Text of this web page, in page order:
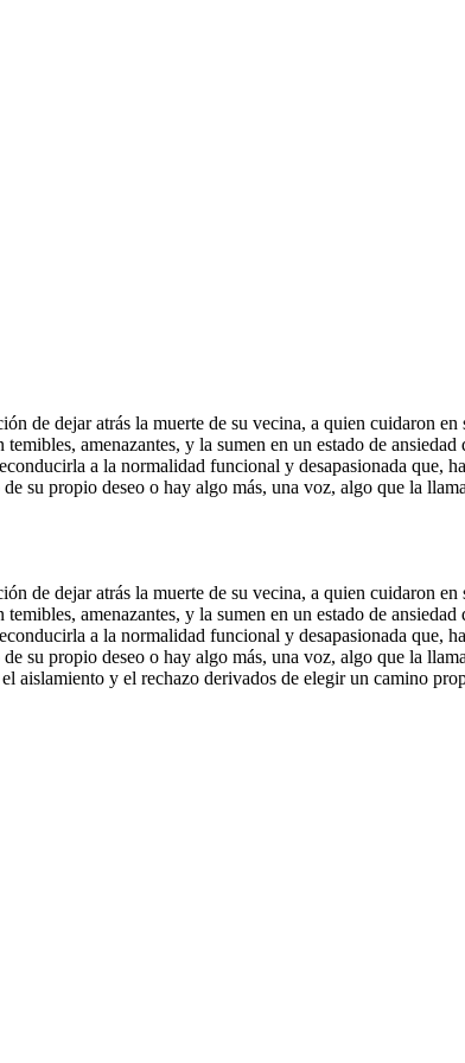
de dejar atrás la muerte de su vecina, a quien cuidaron
amenazantes, y la sumen en un estado de
a la normalidad funcional y desapasionada que,
su propio deseo o hay algo más, una voz, algo que la
de dejar atrás la muerte de su vecina, a quien cuidaron
amenazantes, y la sumen en un estado de
a la normalidad funcional y desapasionada que,
su propio deseo o hay algo más, una voz, algo que la
aislamiento y el rechazo derivados de elegir un camino